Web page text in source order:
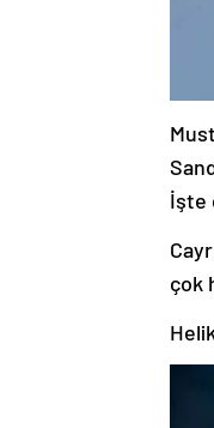
İşte
çok